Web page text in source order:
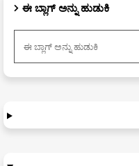
ಈ ಬ್ಲಾಗ್ ಅನ್ನು ಹುಡುಕಿ